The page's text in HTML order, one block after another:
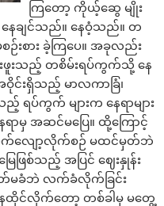
ကြတော့ ကိုယ့်ဆွေ မျိုး
နေချင်သည်။ နေဝံ့သည်။ တ
ဉ်းစား ခဲ့ကြပေ။ အခုလည်း
ဖူးသည့် တစိမ်းရပ်ကွက်သို့ နေ
းရှိသည့် မာလကာခြံ၊
ည့် ရပ်ကွက် များက နေရာများ
မှ အဆင်မပြေ။ ထို့ကြောင့်
လက်လျော့လိုက်စဉ် မထင်မှတ်ဘဲ
ြစ်သည့် အပြင် ဈေးနှုန်း
ခံဘဲ လက်ခံလိုက်ခြင်း
ေထိုင်လိုက်တော့ တစ်ခါမှ မတွေ့